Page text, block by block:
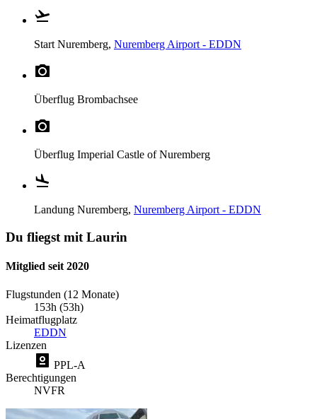
Start Nuremberg, Nuremberg Airport - EDDN
Überflug Brombachsee
Überflug Imperial Castle of Nuremberg
Landung Nuremberg, Nuremberg Airport - EDDN
Du fliegst mit Laurin
Mitglied seit 2020
Flugstunden (12 Monate)
153h (53h)
Heimatflugplatz
EDDN
Lizenzen
PPL-A
Berechtigungen
NVFR